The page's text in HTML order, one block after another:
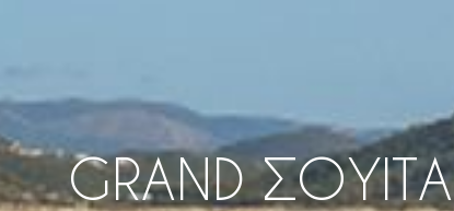
GRAND ΣΟΥΊΤΑ